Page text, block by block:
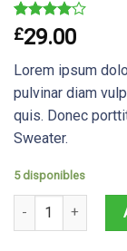
Valorado
4.00
basado
en
3
puntuaciones
de
clientes
£29.00
Lorem ipsum
pulvinar diam
quis. Donec
Sweater.
5 disponibles
Brooklyn Long